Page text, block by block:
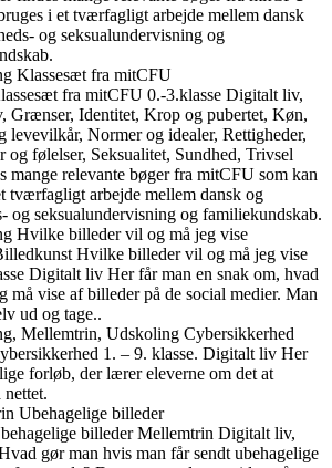
i et tværfagligt arbejde mellem dansk
og seksualundervisning og
Klassesæt fra mitCFU
fra mitCFU 0.-3.klasse Digitalt liv,
Grænser, Identitet, Krop og pubertet, Køn,
levevilkår, Normer og idealer, Rettigheder,
og følelser, Seksualitet, Sundhed, Trivsel
mange relevante bøger fra mitCFU som kan
tværfagligt arbejde mellem dansk og
og seksualundervisning og familiekundskab.
Hvilke billeder vil og må jeg vise
Hvilke billeder vil og må jeg vise
Digitalt liv Her får man en snak om, hvad
må vise af billeder på de social medier. Man
ud og tage..
Mellemtrin, Udskoling Cybersikkerhed
1. – 9. klasse. Digitalt liv Her
forløb, der lærer eleverne om det at
Ubehagelige billeder
billeder Mellemtrin Digitalt liv,
gør man hvis man får sendt ubehagelige